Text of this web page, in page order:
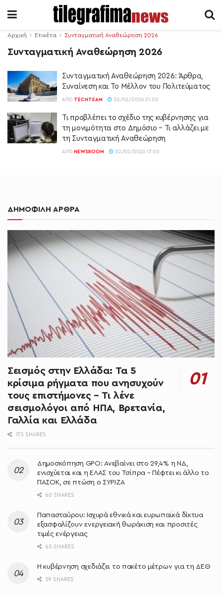
Αρχική Ετικέτα Συνταγματική Αναθεώρηση 2026
Συνταγματική Αναθεώρηση 2026
Συνταγματική Αναθεώρηση 2026: Άρθρα,
Συναίνεση και Το Μέλλον του Πολιτεύματος
ΑΠΌ TECHTEAM 02/02/2026 21:00
Τι προβλέπει το σχέδιο της κυβέρνησης για
τη μονιμότητα στο Δημόσιο – Τι αλλάζει με
τη Συνταγματική Αναθεώρηση
ΑΠΌ NEWSROOM 02/02/2026 17:00
ΔΗΜΟΦΙΛΗ ΑΡΘΡΑ
Σεισμός στην Ελλάδα: Τα 5
κρίσιμα ρήγματα που ανησυχούν
τους επιστήμονες – Τι λένε
σεισμολόγοι από ΗΠΑ, Βρετανία,
Γαλλία και Ελλάδα
175 SHARES
Δημοσκόπηση GPO: Ανεβαίνει στο 29,4% η ΝΔ,
ενισχύεται και η ΕΛΑΣ του Τσίπρα – Πέφτει κι άλλο το
ΠΑΣΟΚ, σε πτώση ο ΣΥΡΙΖΑ
60 SHARES
Παπασταύρου: Ισχυρά εθνικά και ευρωπαϊκά δίκτυα
εξασφαλίζουν ενεργειακή θωράκιση και προσιτές
τιμές ενέργειας
60 SHARES
Η κυβέρνηση σχεδιάζει το πακέτο μέτρων για τη ΔΕΘ
59 SHARES